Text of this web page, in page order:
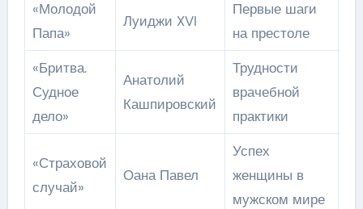
«Молодой
Папа»
Луиджи XVI
Первые шаги
на престоле
«Бритва.
Судное
дело»
Анатолий
Кашпировский
Трудности
врачебной
практики
«Страховой
случай»
Оана Павел
Успех
женщины в
мужском мире